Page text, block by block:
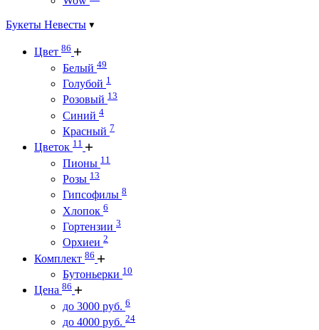
Букеты Невесты
Цвет 86
Белый 49
Голубой 1
Розовый 13
Синий 4
Красный 7
Цветок 11
Пионы 11
Розы 13
Гипсофилы 8
Хлопок 6
Гортензии 3
Орхиеи 2
Комплект 86
Бутоньерки 10
Цена 86
до 3000 руб. 6
до 4000 руб. 24